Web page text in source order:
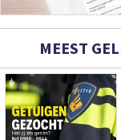
MEEST